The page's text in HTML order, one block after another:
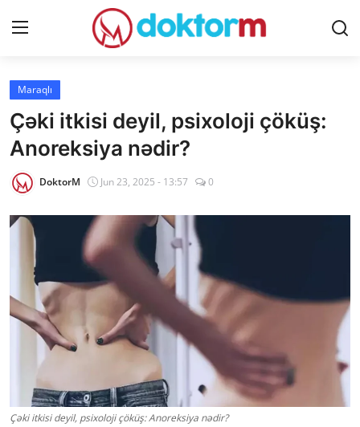
Ana səhifə
Dərmanlar
Əlaqə
Platforma
Yazılar
Sorğular
Klinikalar
Həkimlər
Maraqlı
Çəki itkisi deyil, psixoloji çöküş:
Anoreksiya nədir?
DoktorM Jun 23, 2025 - 13:57 0
Çəki itkisi deyil, psixoloji çöküş: Anoreksiya nədir?